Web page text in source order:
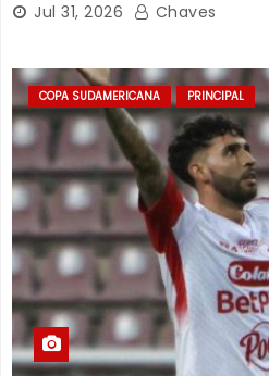
Jul 31, 2026 Chaves
COPA SUDAMERICANA PRINCIPAL